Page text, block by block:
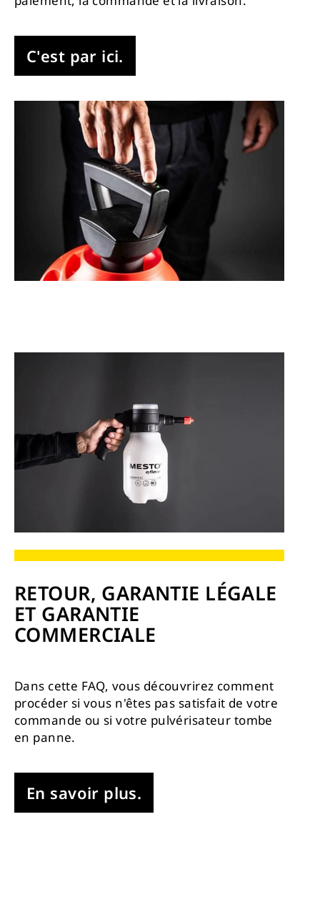
C'est par ici.
RETOUR, GARANTIE LÉGALE
ET GARANTIE
COMMERCIALE
Dans cette FAQ, vous découvrirez comment
procéder si vous n'êtes pas satisfait de votre
commande ou si votre pulvérisateur tombe
en panne.
En savoir plus.